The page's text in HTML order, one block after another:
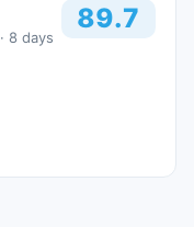
· 8 days
89.7